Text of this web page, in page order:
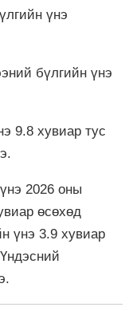
үнэ
бүлгийн үнэ
9.8 хувиар тус
2026 оны
өсөхөд
үнэ 3.9 хувиар